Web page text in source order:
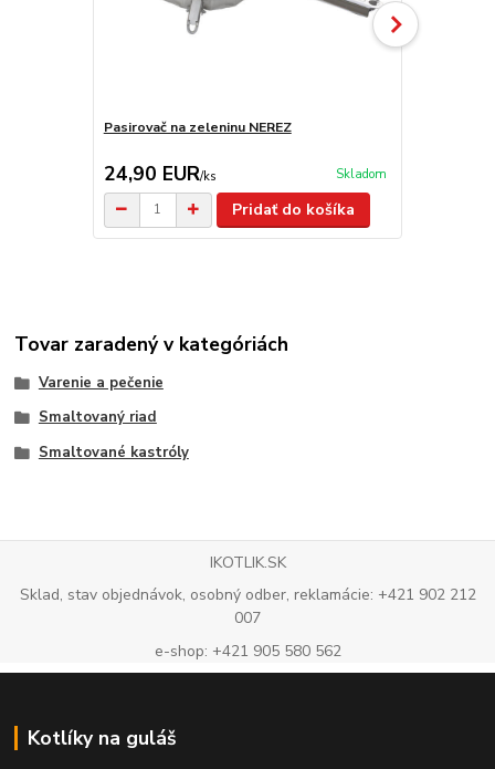
Pasirovač na zeleninu NEREZ
24,90 EUR/ks Skladom
Pridať do košíka
Tovar zaradený v kategóriách
Varenie a pečenie
Smaltovaný riad
Smaltované kastróly
IKOTLIK.SK
Sklad, stav objednávok, osobný odber, reklamácie: +421 902 212
007
e-shop: +421 905 580 562
Kotlíky na guláš